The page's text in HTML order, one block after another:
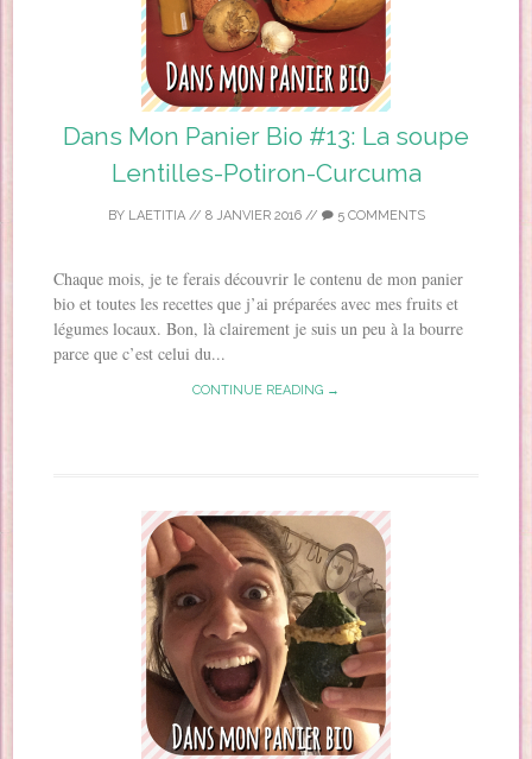
Dans Mon Panier Bio #13: La soupe
Lentilles-Potiron-Curcuma
BY LAETITIA// 8 JANVIER 2016// 5 COMMENTS
Chaque mois, je te ferais découvrir le contenu de mon panier
bio et toutes les recettes que j’ai préparées avec mes fruits et
légumes locaux. Bon, là clairement je suis un peu à la bourre
parce que c’est celui du...
CONTINUE READING →